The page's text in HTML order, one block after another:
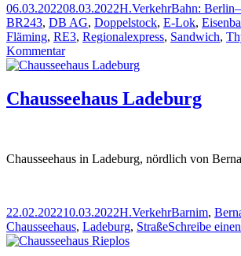
Veröffentlicht
am
06.03.202208.03.2022Autor
H.Kategorien
VerkehrSchlagwörter
Bahn:
BR243, DB AG, Doppelstock, E-Lok,
Fläming, RE3, Regionalexpress, Sandwich,
Kommentarzu
112
kurz
Chausseehaus Ladeburg
Chausseehaus in Ladeburg, nördlich von
Veröffentlicht
am
22.02.202210.03.2022Autor
H.Kategorien
VerkehrSchlagwörter
Barnim,
Chausseehaus, Ladeburg, StraßeSchreibe